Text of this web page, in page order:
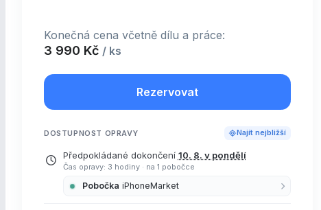
Konečná cena včetně dílu a práce:
3 990 Kč / ks
Rezervovat
DOSTUPNOST OPRAVY Najít nejbližší
Předpokládané dokončení 10. 8. v pondělí
Čas opravy: 3 hodiny · na 1 pobočce
Pobočka iPhoneMarket